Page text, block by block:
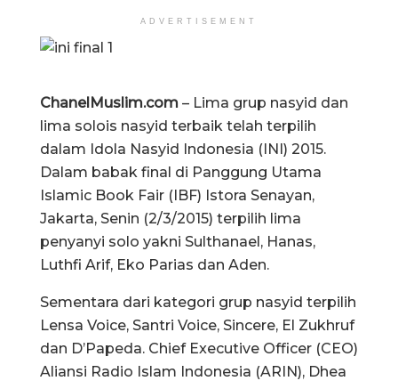
ADVERTISEMENT
ChanelMuslim.com – Lima grup nasyid dan
lima solois nasyid terbaik telah terpilih
dalam Idola Nasyid Indonesia (INI) 2015.
Dalam babak final di Panggung Utama
Islamic Book Fair (IBF) Istora Senayan,
Jakarta, Senin (2/3/2015) terpilih lima
penyanyi solo yakni Sulthanael, Hanas,
Luthfi Arif, Eko Parias dan Aden.
Sementara dari kategori grup nasyid terpilih
Lensa Voice, Santri Voice, Sincere, El Zukhruf
dan D’Papeda. Chief Executive Officer (CEO)
Aliansi Radio Islam Indonesia (ARIN), Dhea